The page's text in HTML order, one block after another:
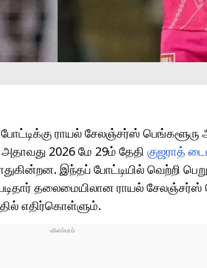
போட்டிக்கு ராயல் சேலஞ்சர்ஸ் பெங்களூரு
2026 மே 29ம் தேதி குஜராத்
இந்தப் போட்டியில் வெற்றி
படிதார் தலைமையிலான ராயல்
எதிர்கொள்ளும்.